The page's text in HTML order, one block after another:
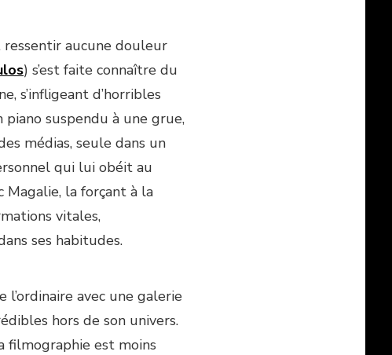
aucune douleur
) s’est faite connaître du
s’infligeant d’horribles
suspendu à une grue,
médias, seule dans un
qui lui obéit au
Magalie, la forçant à la
vitales,
ses habitudes.
avec une galerie
hors de son univers.
filmographie est moins